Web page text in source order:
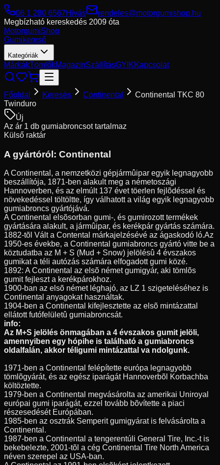
06 1 280 6567Hívás
rendeles@motorgumishop.hu
Megbízható kereskedés 2009 óta
MotorgumiShop
Gumikereső
Kategóriák
MárkákTömlőkMagazinSzállításGYIKKapcsolat
Főoldal Keresés Continental
Continental TKC 80
Twinduro
Új
Az ár 1 db gumiabroncsot tartalmaz
Külső raktár
A gyártóról: Continental
A Continental, a nemzetközi gépjármûipar egyik legnagyobb
beszállítója, 1871-ben alakult meg a németoszági
Hannoverben, és az elmúlt 137 évet töerlen fejlõdéssel és
növekedéssel töltöltte, így válhatott a világ egyik legnagyobb
gumiabroncs gyártójává.
A Continental elsõsorban gumi-, és gumirozott termékek
gyártására alakult, a jármûipar, és kerékpár gyártás számára.
1882-tõl Vált a Contental márkajelzésévé az ágaskodó ló.Az
1950-es évekbe, a Continental gumiabroncs gyártó vitte be a
köztudatba az M + S (Mud + Snow) jelölésû 4 évszakos
gumikat a téli autózás számára elfogadott gumi közé.
1892: A Continental az elsõ német gumigyár, aki tömlõs
gumit fejleszt a kerékpárokhoz.
1900-ban az elsõ német léghajó, az LZ 1 szigeteléséhez is
Continental anyagokat használtak.
1904-ben a Continental kifejlesztette az elsõ mintázattal
ellátott futófelületû gumiabroncsát.
info:
Az M+S jelölés önmagában a 4 évszakos gumit jelöli,
amennyiben egy hópihe is található a gumiabroncs
oldalfalán, akkor téligumi mintázattal va ndolgunk.
1971-ben a Continental felépítette európa legnagyobb
tömlõgyárát, és az egész iparágát Hannoverbõl Korbachba
költöztette.
1979-ben a Continental megvásárolta az amerikai Uniroyal
európai gumi iparágát, ezzel tovább bõvítette a piaci
részesedését Európában.
1985-ben az osztrák Semperit gumigyárat is felvásárolta a
Continental.
1987-ben a Continental a tengerentúli General Tire, Inc.-t is
bekebelezte, 2001-tõl a cég Continental Tire North America
néven szerepel az USA-ban.